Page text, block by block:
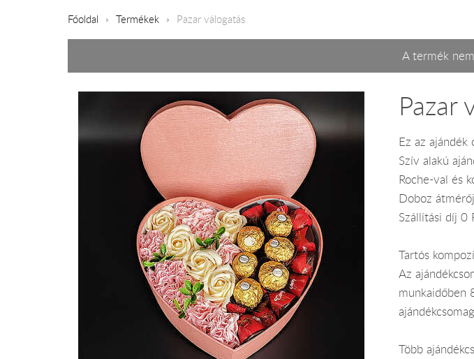
Főoldal Termékek Pazar válogatás
A termék
Pazar
Ez az
Szív alakú
Roche-val és
Doboz
Szállítási díj 0
Tartós
Az
munkaidőben
Több